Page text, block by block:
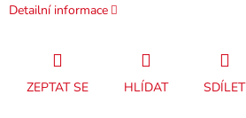
Detailní informace
ZEPTAT SE HLÍDAT SDÍLET